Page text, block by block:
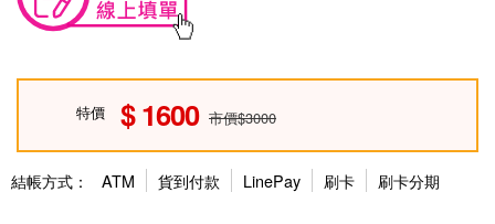
特價 1600 市價$3000
結帳方式： ATM 貨到付款 LinePay 刷卡 刷卡分期